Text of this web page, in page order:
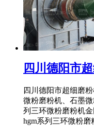
四川德阳市
四川德阳市超细磨
微粉磨粉机、石墨
列三环微粉磨粉机
hgm系列三环微粉